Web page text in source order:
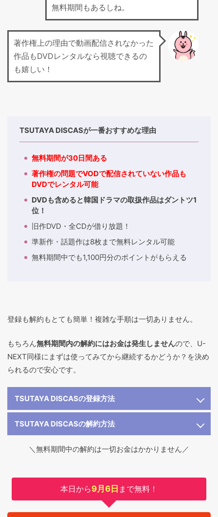
無料期間もあるしね。
著作権上の理由で動画配信されなかった
作品もDVDレンタルなら視聴できるの
も嬉しい！
TSUTAYA DISCASが一番おすすめな理由
無料期間が30日間ある
著作権の問題でVODで配信されていない作品も
DVDでレンタル可能
DVDも含めると韓国ドラマの取扱作品はダントツ1
位！
旧作DVD・全CDが借り放題！
準新作・話題作は8枚まで無料レンタル可能
無料期間中でも1,100円分のポイントがもらえる
登録も解約もとても簡単！複雑な手順は一切ありません。
もちろん無料期間内の解約にはお金は発生しませんので、U-
NEXT同様にまずは使ってみてから継続するかどうか？を決め
られるので安心です。
TSUTAYA DISCASの登録方法
TSUTAYA DISCASの解約方法
＼無料期間中の解約は一切お金はかかりません／
本日から9月6日 まで無料！